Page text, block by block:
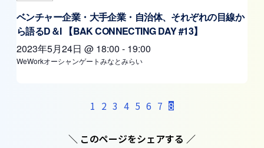
ベンチャー企業・大手企業・自治体、それぞれの目線か
ら語るD＆I 【BAK CONNECTING DAY #13】
2023年5月24日 @ 18:00 - 19:00
WeWorkオーシャンゲートみなとみらい
1 2 3 4 5 6 7 8
＼ このページをシェアする ／